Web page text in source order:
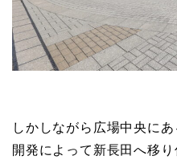
しかしながら広場中央に
開発によって新長田へ移